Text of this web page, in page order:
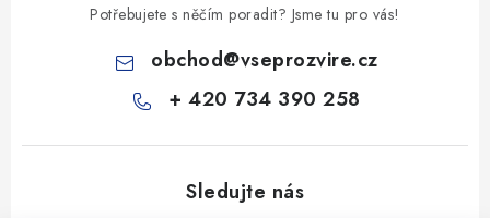
Potřebujete s něčím poradit? Jsme tu pro vás!
obchod@vseprozvire.cz
+ 420 734 390 258